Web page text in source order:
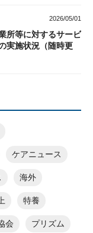
2026/05/01
所等に対するサービ
実施状況（随時更
ケアニュース
海外
特養
会 プリズム